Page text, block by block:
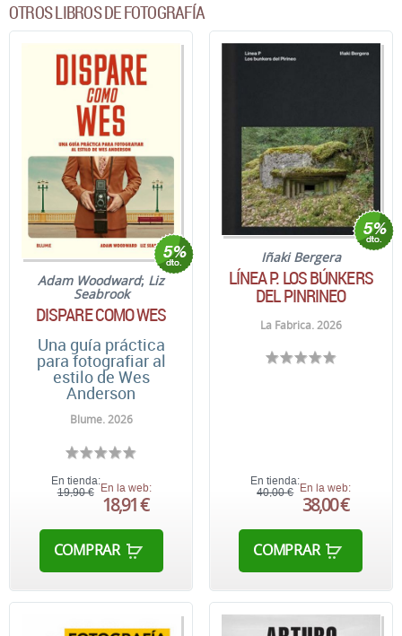
OTROS LIBROS DE FOTOGRAFÍA
Adam Woodward; Liz
Seabrook
DISPARE COMO WES
Una guía práctica
para fotografiar al
estilo de Wes
Anderson
Blume. 2026
En tienda:
19,90 € En la web:
18,91 €
COMPRAR
Iñaki Bergera
LÍNEA P. LOS BÚNKERS
DEL PINRINEO
La Fabrica. 2026
En tienda:
40,00 €
En la web:
38,00 €
COMPRAR